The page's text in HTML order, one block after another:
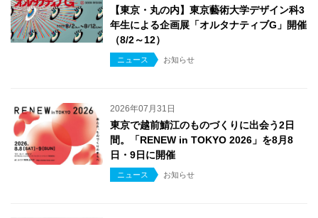
【東京・丸の内】東京藝術大学デザイン科3
年生による企画展「オルタナティブG」開催
（8/2～12）
ニュース お知らせ
2026年07月31日
東京で越前鯖江のものづくりに出会う2日
間。「RENEW in TOKYO 2026」を8月8
日・9日に開催
ニュース お知らせ